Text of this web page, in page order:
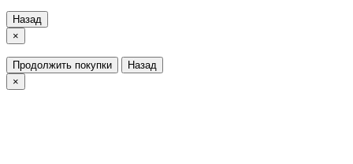
Назад
×
Продолжить покупки
Назад
×